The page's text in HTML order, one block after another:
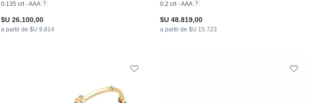
0.135 crt - AAA
$U 26.100,00
a partir de $U 9.814
0.2 crt - AAA
$U 48.819,00
a partir de $U 15.723